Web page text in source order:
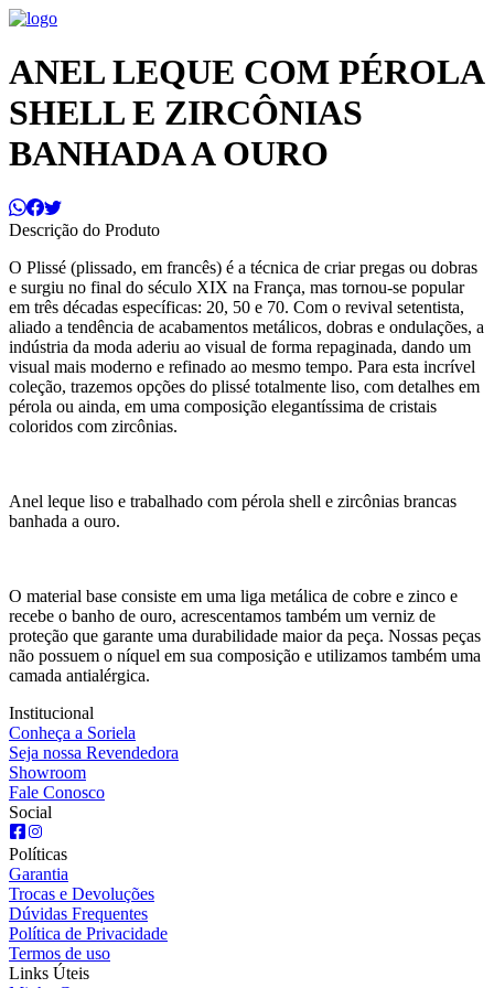
ANEL LEQUE COM PÉROLA
SHELL E ZIRCÔNIAS
BANHADA A OURO
Descrição do Produto
O Plissé (plissado, em francês) é a técnica de criar pregas ou dobras
e surgiu no final do século XIX na França, mas tornou-se popular
em três décadas específicas: 20, 50 e 70. Com o revival setentista,
aliado a tendência de acabamentos metálicos, dobras e ondulações, a
indústria da moda aderiu ao visual de forma repaginada, dando um
visual mais moderno e refinado ao mesmo tempo. Para esta incrível
coleção, trazemos opções do plissé totalmente liso, com detalhes em
pérola ou ainda, em uma composição elegantíssima de cristais
coloridos com zircônias.
Anel leque liso e trabalhado com pérola shell e zircônias brancas
banhada a ouro.
O material base consiste em uma liga metálica de cobre e zinco e
recebe o banho de ouro, acrescentamos também um verniz de
proteção que garante uma durabilidade maior da peça. Nossas peças
não possuem o níquel em sua composição e utilizamos também uma
camada antialérgica.
Institucional
Conheça a Soriela
Seja nossa Revendedora
Showroom
Fale Conosco
Social
Políticas
Garantia
Trocas e Devoluções
Dúvidas Frequentes
Política de Privacidade
Termos de uso
Links Úteis